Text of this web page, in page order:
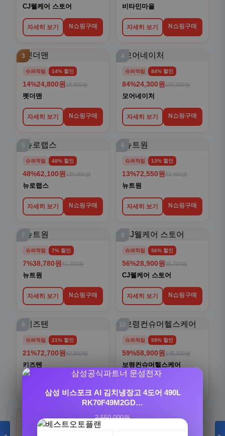
CJ웰케어 스토어
자세히 보기 N쇼핑구매
비타민마을
자세히 보기 N쇼핑구매
3
슈퍼적립 14% 할인
14%24,800원 28,800원
펫더맨
자세히 보기 N쇼핑구매
4
슈퍼적립 84% 할인
84%24,300원 150,000원
모어네이처
자세히 보기 N쇼핑구매
5
슈퍼적립 48% 할인
48%62,100원 120,000원
뉴로랩스
자세히 보기 N쇼핑구매
6
슈퍼적립 13% 할인
13%72,550원 83,400원
뉴트원
자세히 보기 N쇼핑구매
7
슈퍼적립 7% 할인
7%38,780원 41,700원
뉴트원
자세히 보기 N쇼핑구매
8
슈퍼적립 56% 할인
56%28,900원 65,700원
CJ웰케어 스토어
자세히 보기 N쇼핑구매
9
슈퍼적립 21% 할인
21%72,700원 92,000원
키즈텐
10
슈퍼적립 59% 할인
59%58,900원 145,100원
보령컨슈머헬스케어
›
[슈퍼적립/6개월분] 비타민마을 수용성 리포좀 커
큐민 강황 30정, 6개
120,000원
삼성 비스포크 AI 김치냉장고 4도어 490L
RK70F49M2GD…
2,550,000원